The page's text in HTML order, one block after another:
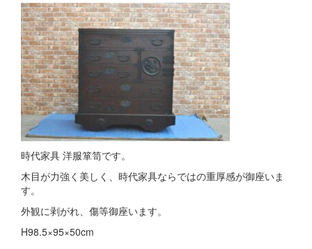
時代家具 洋服箪笥です。
木目が力強く美しく、時代家具ならではの重厚感が御座いま
す。
外観に剥がれ、傷等御座います。
H98.5×95×50cm